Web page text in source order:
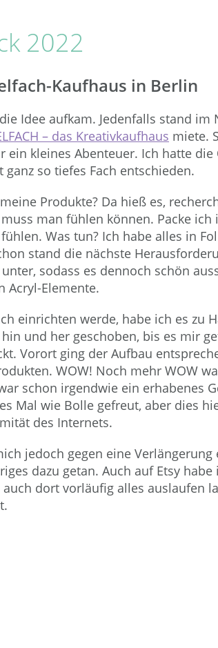
2022
Kaufhaus in Berlin
Idee aufkam. Jedenfalls stand im
– das Kreativkaufhaus miete.
ein kleines Abenteuer. Ich hatte
so tiefes Fach entschieden.
Produkte? Da hieß es,
man fühlen können. Packe ich
Was tun? Ich habe alles in
stand die nächste
sodass es dennoch schön
Acryl-Elemente.
einrichten werde, habe ich es zu
und her geschoben, bis es mir
Vorort ging der Aufbau
WOW! Noch mehr WOW
schon irgendwie ein erhabenes
Mal wie Bolle gefreut, aber dies
des Internets.
jedoch gegen eine Verlängerung
dazu getan. Auch auf Etsy
dort vorläufig alles auslaufen